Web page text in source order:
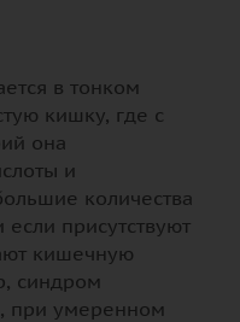
в тонком
кишку, где с
она
и
количества
присутствуют
кишечную
синдром
при умеренном